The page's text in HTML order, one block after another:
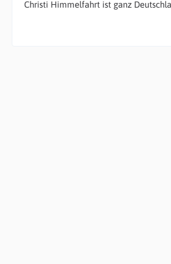
Christi Himmelfahrt ist ganz